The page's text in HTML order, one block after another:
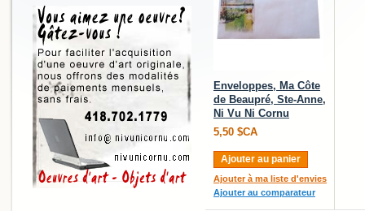
Enveloppes, Ma Côte
de Beaupré, Ste-Anne,
Ni Vu Ni Cornu
5,50 $CA
Ajouter au panier
Ajouter à ma liste d'envies
Ajouter au comparateur